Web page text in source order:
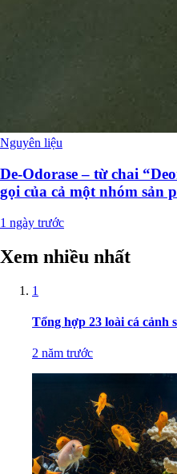
Nguyên liệu
De-Odorase – từ chai
gọi của cả một nhóm sản
1 ngày trước
Xem nhiều nhất
1
Tổng hợp 23 loài cá cảnh
2 năm trước